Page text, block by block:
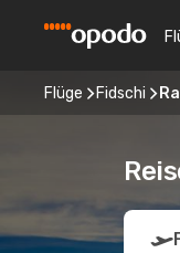
Flüge Fidschi